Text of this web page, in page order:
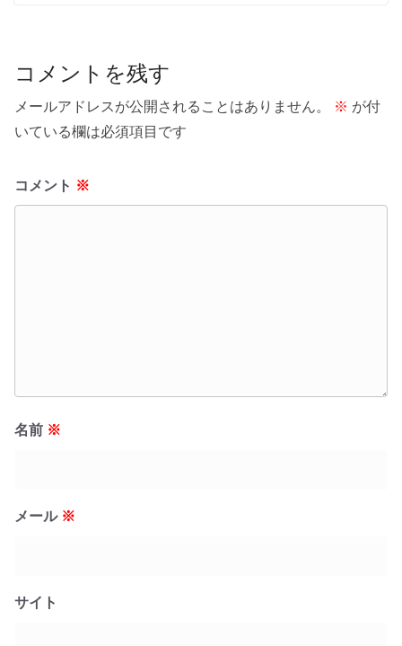
コメントを残す
メールアドレスが公開されることはありません。 ※ が付
いている欄は必須項目です
コメント ※
名前 ※
メール ※
サイト